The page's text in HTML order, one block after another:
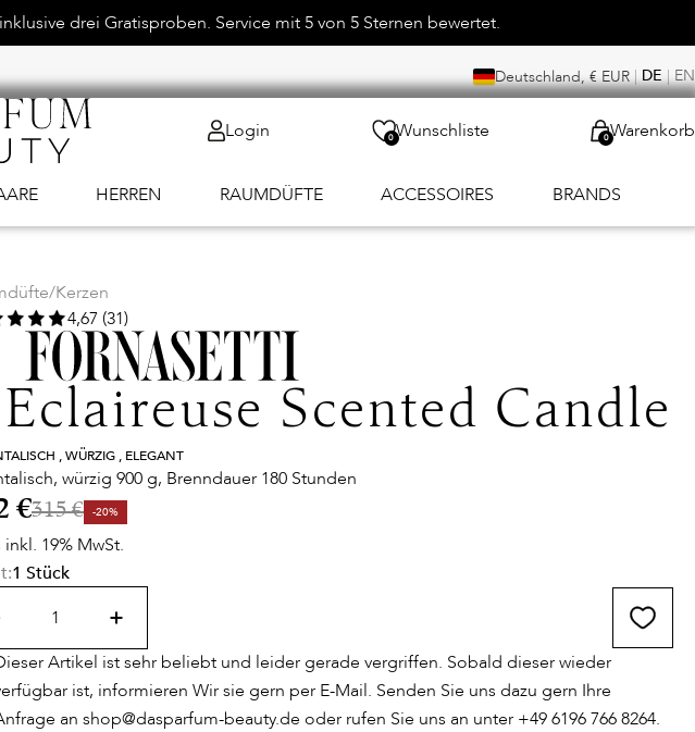
drei Gratisproben. Service mit 5 von 5 Sternen bewertet.
Deutschland, € EUR | DE | EN
Login 0Wunschliste 0Warenkorb
HERREN RAUMDÜFTE ACCESSOIRES BRANDS
/Kerzen
4,67 (31)
Scented Candle
, WÜRZIG , ELEGANT
würzig 900 g, Brenndauer 180 Stunden
€315 € -20%
inkl. 19% MwSt.
1 Stück
Artikel ist sehr beliebt und leider gerade vergriffen. Sobald dieser wieder
ist, informieren Wir sie gern per E-Mail. Senden Sie uns dazu gern Ihre
an shop@dasparfum-beauty.de oder rufen Sie uns an unter +49 6196 766 8264.